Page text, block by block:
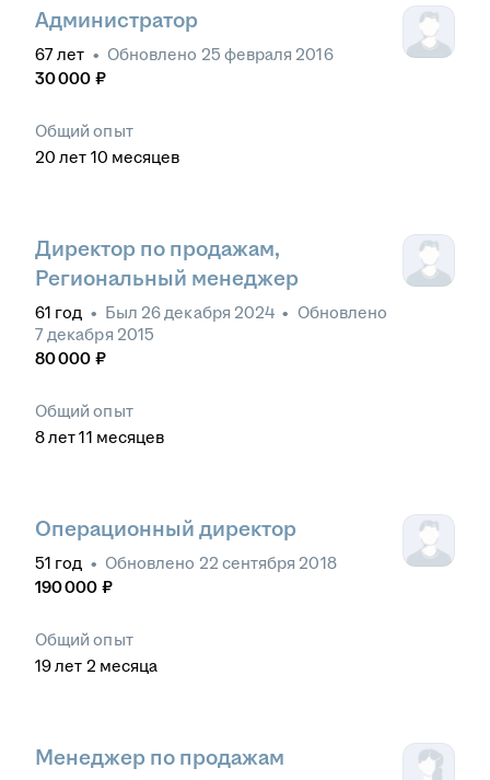
Администратор
67лет • Обновлено 25 февраля 2016
30 000 ₽
Общий опыт
20 лет 10 месяцев
Директор по продажам,
Региональный менеджер
61 год • Был 26 декабря 2024 • Обновлено
7 декабря 2015
80 000 ₽
Общий опыт
8лет 11 месяцев
Операционный директор
51 год • Обновлено 22 сентября 2018
190 000 ₽
Общий опыт
19лет 2 месяца
Менеджер по продажам